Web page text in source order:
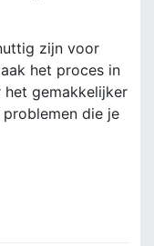
zijn voor
het proces in
het gemakkelijker
die je